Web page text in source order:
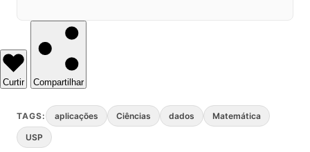
Curtir Compartilhar
TAGS: aplicações Ciências dados Matemática
USP